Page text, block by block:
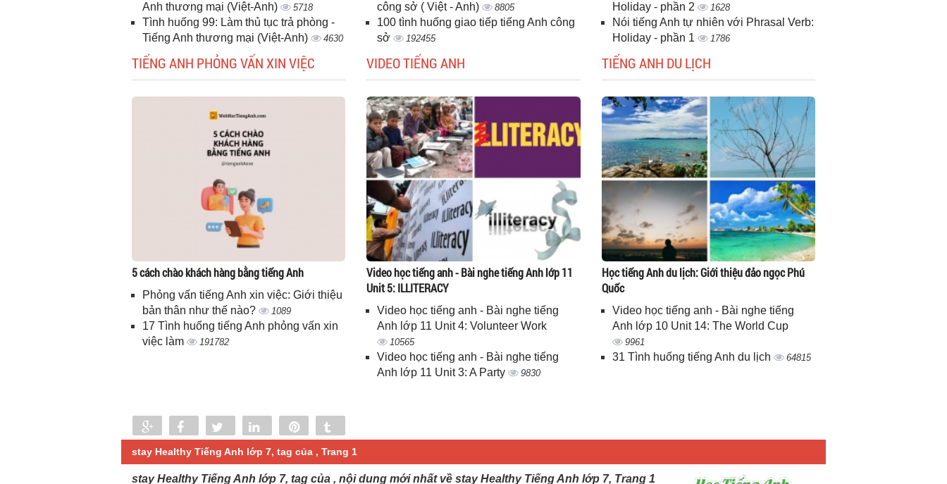
Anh thương mại (Việt-Anh)
5718
Tình huống 99: Làm thủ tục trả phòng -
Tiếng Anh thương mại (Việt-Anh)
4630
công sở ( Việt - Anh)
8805
100 tình huống giao tiếp tiếng Anh công
sở
192455
Holiday - phần 2
1628
Nói tiếng Anh tự nhiên với Phrasal Verb:
Holiday - phần 1
1786
TIẾNG ANH PHỎNG VẤN XIN VIỆC
5 cách chào khách hàng bằng tiếng Anh
Phỏng vấn tiếng Anh xin việc: Giới thiệu
bản thân như thế nào?
1089
17 Tình huống tiếng Anh phỏng vấn xin
việc làm
191782
VIDEO TIẾNG ANH
Video học tiếng anh - Bài nghe tiếng Anh lớp 11
Unit 5: ILLITERACY
Video học tiếng anh - Bài nghe tiếng
Anh lớp 11 Unit 4: Volunteer Work
10565
Video học tiếng anh - Bài nghe tiếng
Anh lớp 11 Unit 3: A Party
9830
TIẾNG ANH DU LỊCH
Học tiếng Anh du lịch: Giới thiệu đảo ngọc Phú
Quốc
Video học tiếng anh - Bài nghe tiếng
Anh lớp 10 Unit 14: The World Cup
9961
31 Tình huống tiếng Anh du lịch 64815
Share Share Tweet Share
0
stay Healthy Tiếng Anh lớp 7, tag của , Trang 1
stay Healthy Tiếng Anh lớp 7, tag của , nội dung mới nhất về stay Healthy Tiếng Anh lớp 7, Trang 1